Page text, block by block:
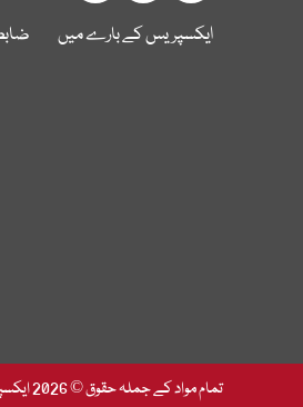
ایکسپریس کے بارے میں
تمام مواد کے جملہ حقوق © 2026 ایکسپریس اردو